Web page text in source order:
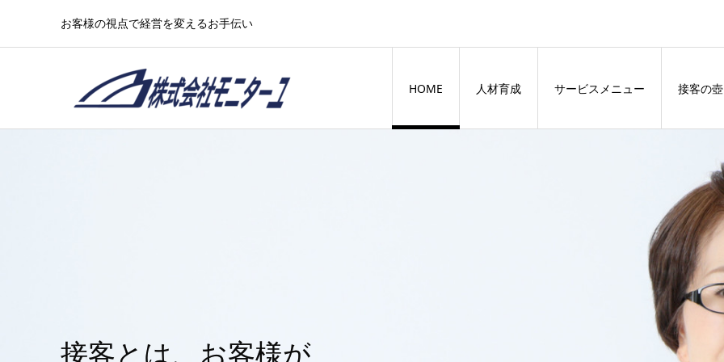
お客様の視点で経営を変えるお手伝い
HOME 人材育成 サービスメニュー 接客の壺
接客とは、お客様が